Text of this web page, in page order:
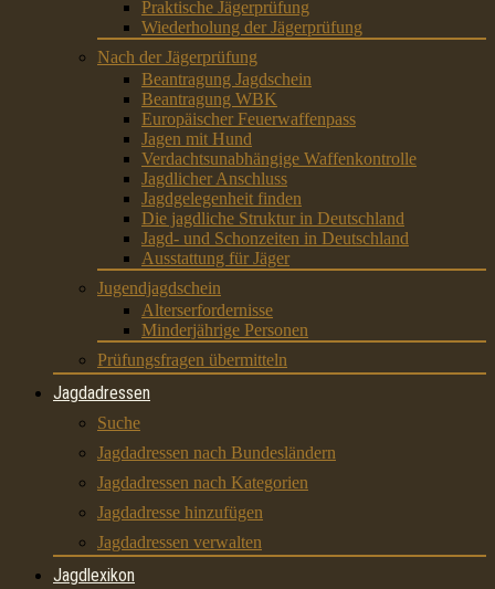
Praktische Jägerprüfung
Wiederholung der Jägerprüfung
Nach der Jägerprüfung
Beantragung Jagdschein
Beantragung WBK
Europäischer Feuerwaffenpass
Jagen mit Hund
Verdachtsunabhängige Waffenkontrolle
Jagdlicher Anschluss
Jagdgelegenheit finden
Die jagdliche Struktur in Deutschland
Jagd- und Schonzeiten in Deutschland
Ausstattung für Jäger
Jugendjagdschein
Alterserfordernisse
Minderjährige Personen
Prüfungsfragen übermitteln
Jagdadressen
Suche
Jagdadressen nach Bundesländern
Jagdadressen nach Kategorien
Jagdadresse hinzufügen
Jagdadressen verwalten
Jagdlexikon